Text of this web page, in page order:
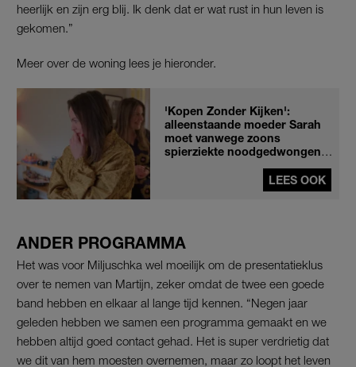
heerlijk en zijn erg blij. Ik denk dat er wat rust in hun leven is
gekomen.”
Meer over de woning lees je hieronder.
'Kopen Zonder Kijken':
alleenstaande moeder Sarah
moet vanwege zoons
spierziekte noodgedwongen
LEES OOK
ANDER PROGRAMMA
Het was voor Miljuschka wel moeilijk om de presentatieklus
over te nemen van Martijn, zeker omdat de twee een goede
band hebben en elkaar al lange tijd kennen. “Negen jaar
geleden hebben we samen een programma gemaakt en we
hebben altijd goed contact gehad. Het is super verdrietig dat
we dit van hem moesten overnemen, maar zo loopt het leven